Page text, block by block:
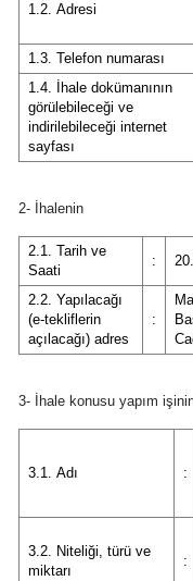
1.2. Adresi
1.3. Telefon numarası
1.4. İhale dokümanının
görülebileceği ve
indirilebileceği internet
sayfası
2- İhalenin
2.1. Tarih ve
Saati
:
2.2. Yapılacağı
(e-tekliflerin
açılacağı) adres
:
3- İhale konusu yapım
3.1. Adı :
3.2. Niteliği, türü ve
miktarı
: